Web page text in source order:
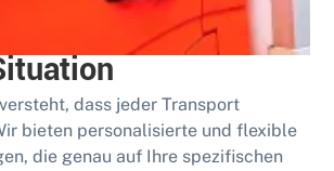
Transportdienste
dass jeder Transport
bieten personalisierte und flexible
die genau auf Ihre spezifischen